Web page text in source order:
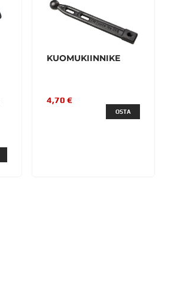
KUOMUKIINNIKE
4,70 €
OSTA